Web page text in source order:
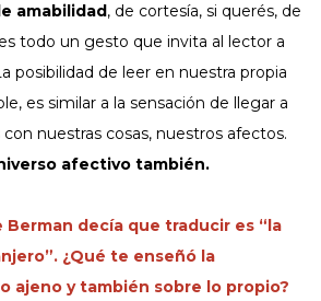
amabilidad , de cortesía, si querés, de
todo un gesto que invita al lector a
posibilidad de leer en nuestra propia
es similar a la sensación de llegar a
nuestras cosas, nuestros afectos.
afectivo también.
decía que traducir es “la
¿Qué te enseñó la
ajeno y también sobre lo propio?